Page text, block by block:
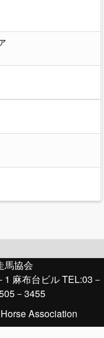
馬協会
麻布台ビル TEL:03－
－3455
Association